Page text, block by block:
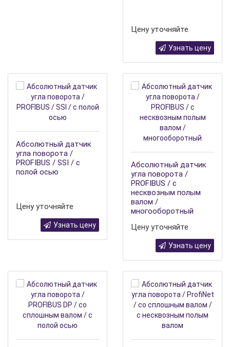
Цену уточняйте
Узнать цену
Абсолютный датчик
угла поворота /
PROFIBUS / SSI / с
полой осью
Цену уточняйте
Узнать цену
Абсолютный датчик
угла поворота /
PROFIBUS / с
несквозным полым
валом /
многооборотный
Цену уточняйте
Узнать цену